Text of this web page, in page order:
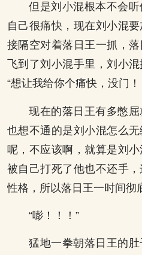
但是刘小混根本不会
自己很痛快，现在刘小混
接隔空对着落日王一抓，
飞到了刘小混手里，刘小
“想让我给你个痛快，没门！
现在的落日王有多憋
也想不通的是刘小混怎么
呢，不应该啊，就算是刘
被自己打死了他也不还手
性格，所以落日王一时间彻
“嘭！！！”
猛地一拳朝落日王的